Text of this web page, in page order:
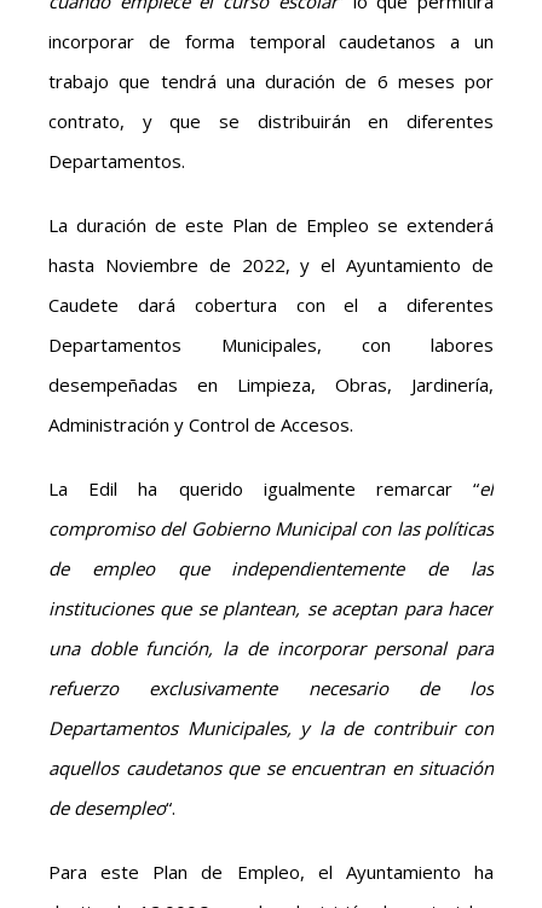
incorporar de forma temporal caudetanos a un
trabajo que tendrá una duración de 6 meses por
contrato, y que se distribuirán en diferentes
Departamentos.
La duración de este Plan de Empleo se extenderá
hasta Noviembre de 2022, y el Ayuntamiento de
Caudete dará cobertura con el a diferentes
Departamentos Municipales, con labores
desempeñadas en Limpieza, Obras, Jardinería,
Administración y Control de Accesos.
La Edil ha querido igualmente remarcar “el
compromiso del Gobierno Municipal con las políticas
de empleo que independientemente de las
instituciones que se plantean, se aceptan para hacer
una doble función, la de incorporar personal para
refuerzo exclusivamente necesario de los
Departamentos Municipales, y la de contribuir con
aquellos caudetanos que se encuentran en situación
de desempleo“.
Para este Plan de Empleo, el Ayuntamiento ha